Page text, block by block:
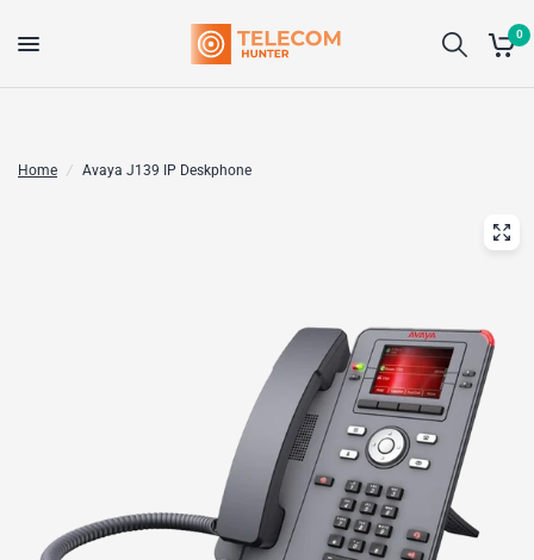
0
Home / Avaya J139 IP Deskphone